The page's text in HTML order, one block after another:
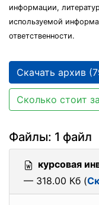
информации,
используемой
ответственности.
Скачать архив
Сколько стоит
Файлы: 1 файл
курсовая
— 318.00 Кб (